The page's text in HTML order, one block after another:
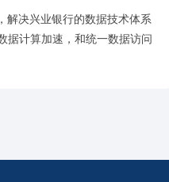
解决兴业银行的数据技术体系
据计算加速，和统一数据访问